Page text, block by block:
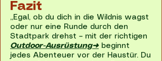
Fazit
„Egal, ob du dich in die Wildnis wagst
oder nur eine Runde durch den
Stadtpark drehst – mit der richtigen
Outdoor-Ausrüstung➜beginnt
jedes Abenteuer vor der Haustür. Du